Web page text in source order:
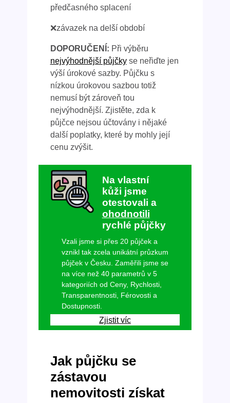
předčasného splacení
❌závazek na delší období
DOPORUČENÍ: Při výběru
nejvýhodnější půjčkyse neřiďte jen
výší úrokové sazby. Půjčku s
nízkou úrokovou sazbou totiž
nemusí být zároveň tou
nejvýhodnější. Zjistěte, zda k
půjčce nejsou účtovány i nějaké
další poplatky, které by mohly její
cenu zvýšit.
Na vlastní
kůži jsme
otestovali a
ohodnotili
rychlé půjčky
Vzali jsme si přes 20 půjček a
vznikl tak zcela unikátní průzkum
půjček v Česku. Zaměřili jsme se
na více než 40 parametrů v 5
kategoriích od Ceny, Rychlosti,
Transparentnosti, Férovosti a
Dostupnosti.
Zjistit víc
Jak půjčku se
zástavou
nemovitosti získat